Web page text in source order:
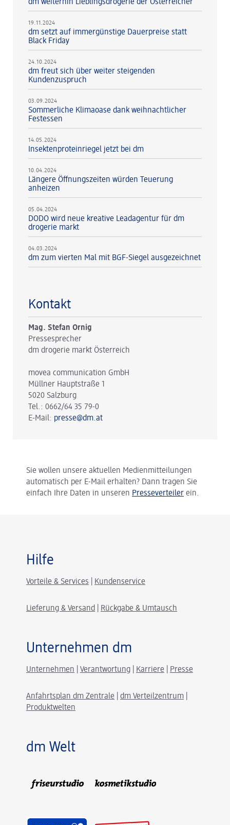
dm weiterhin Lieblingsdrogerie der Österreicher
19.11.2024
dm setzt auf immergünstige Dauerpreise statt
Black Friday
24.10.2024
dm freut sich über weiter steigenden
Kundenzuspruch
03.09.2024
Sommerliche Klimaoase dank weihnachtlicher
Festessen
14.05.2024
Insektenproteinriegel jetzt bei dm
10.04.2024
Längere Öffnungszeiten würden Teuerung
anheizen
05.04.2024
DODO wird neue kreative Leadagentur für dm
drogerie markt
04.03.2024
dm zum vierten Mal mit BGF-Siegel ausgezeichnet
Kontakt
Mag. Stefan Ornig
Pressesprecher
dm drogerie markt Österreich
movea communication GmbH
Müllner Hauptstraße 1
5020 Salzburg
Tel.: 0662/64 35 79-0
E-Mail: presse@dm.at
Sie wollen unsere aktuellen Medienmitteilungen
automatisch per E-Mail erhalten? Dann tragen Sie
einfach Ihre Daten in unseren Presseverteiler ein.
Hilfe
Vorteile & Services Kundenservice
Lieferung & Versand Rückgabe & Umtausch
Unternehmen dm
Unternehmen Verantwortung Karriere Presse
Anfahrtsplan dm Zentrale dm Verteilzentrum
Produktwelten
dm Welt